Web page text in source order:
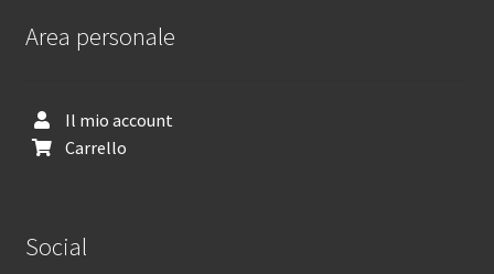
Area personale
Il mio account
Carrello
Social